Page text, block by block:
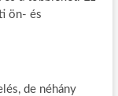
ön- és
de néhány